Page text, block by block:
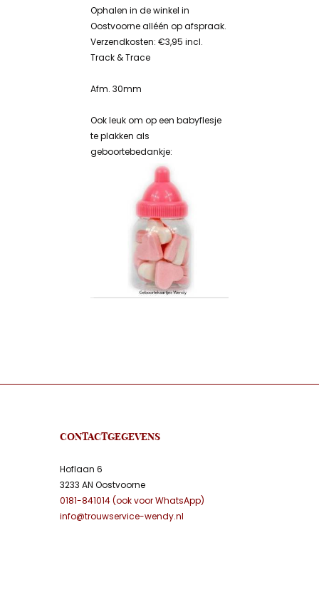
Ophalen in de winkel in
Oostvoorne alléén op afspraak.
Verzendkosten: €3,95 incl.
Track & Trace
Afm. 30mm
Ook leuk om op een babyflesje
te plakken als
geboortebedankje:
CONTACTGEGEVENS
Hoflaan 6
3233 AN Oostvoorne
0181-841014 (ook voor WhatsApp)
info@trouwservice-wendy.nl